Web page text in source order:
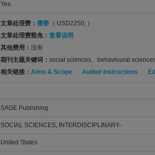
Yes
文章处理费： 需要 （ USD2250; ）
文章处理费豁免： 查看说明
其他费用： 没有
期刊主题关键词： social sciences、behavioural
相关链接： Aims & Scope Author Instructions
SAGE Publishing
SOCIAL SCIENCES, INTERDISCIPLINARY-
United States